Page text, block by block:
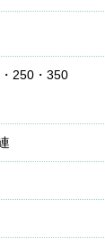
250・350